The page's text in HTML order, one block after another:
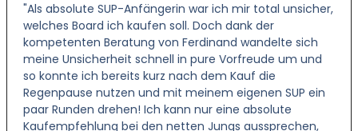
"Als absolute SUP-Anfängerin war ich mir total unsicher,
welches Board ich kaufen soll. Doch dank der
kompetenten Beratung von Ferdinand wandelte sich
meine Unsicherheit schnell in pure Vorfreude um und
so konnte ich bereits kurz nach dem Kauf die
Regenpause nutzen und mit meinem eigenen SUP ein
paar Runden drehen! Ich kann nur eine absolute
Kaufempfehlung bei den netten Jungs aussprechen,